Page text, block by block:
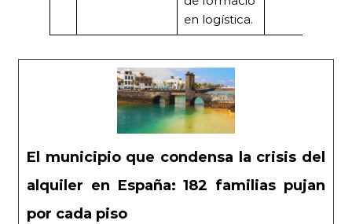
en logística.
El municipio que condensa la crisis del
alquiler en España: 182 familias pujan
por cada piso